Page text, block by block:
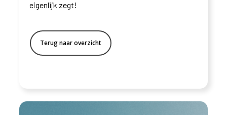
eigenlijk zegt!
Terug naar overzicht